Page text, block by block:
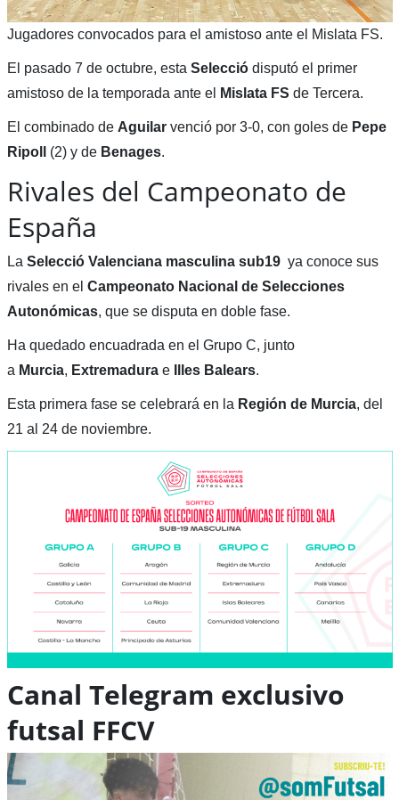
Jugadores convocados para el amistoso ante el Mislata FS.
El pasado 7 de octubre, esta Selecciódisputó el primer
amistoso de la temporada ante el
Mislata FS de Tercera.
El combinado de Aguilarvenció por 3-0, con goles de Pepe
Ripoll
(2) y de Benages.
Rivales del Campeonato de
España
La Selecció Valenciana masculina sub19ya conoce sus
rivales en el Campeonato Nacional de Selecciones
Autonómicas, que se disputa en doble fase.
Ha quedado encuadrada en el Grupo C, junto
a Murcia, Extremadurae Illes Balears.
Esta primera fase se celebrará en la Región de Murcia, del
21 al 24 de noviembre.
Canal Telegram exclusivo
futsal FFCV